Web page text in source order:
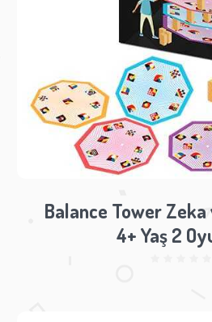
Balance Tower Zeka
4+ Yaş 2